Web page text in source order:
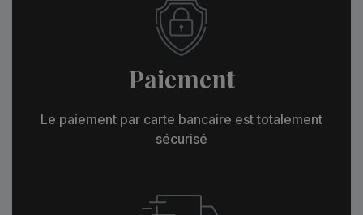
Paiement
Le paiement par carte bancaire est totalement
sécurisé